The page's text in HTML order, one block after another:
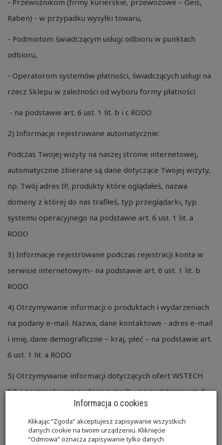
- Przewoźnikom (firmy kurierskie, przewozowe – Geis,
Raben) - w przypadku wysyłki towaru,
- Podmiotom świadczącym usługi odbioru w punktach
odbioru,
- Operatorom systemów płatności, świadczących usługi na
rzecz Sklepu w zależności od wyboru formy płatności
- na podstawie art. 6 ust. 1 lit. b i c RODO
2) Informacje rejestrowane automatycznie:
Podczas Twojej wizyty na naszej stronie internetowej,
automatycznie zbierane są dane dotyczące Twojej wizyty,
np. Twój adres IP, produkty które oglądałeś, nazwa
domeny z której do nas trafiłeś, typ przeglądarki, typ
systemu operacyjnego na podstawie art. 6 ust. 1 lit. a
RODO
3) Informacje rejestrowane podczas rejestracji konta w
serwisie internetowym– na podstawie art. 6 ust. 1 lit. b
RODO
4) Otrzymywanie informacji o produktach i wydarzeniach
na podany e-mail. Nazwa, dane kontaktowe - adres e-mail
i imię, dane demograficzne – kraj, płeć – na podstawie art.
6 ust. 1 lit. a RODO
5) Otrzymywanie informacji dotyczących ofert WSTECH
S.C. i partnerów (na podany e-mail) – na podstawie art. 6
6) Rozpatrywanie reklamacji - na podstawie art. 6 ust. 1 lit.
Informacja o cookies
Klikając “Zgoda” akceptujesz zapisywanie wszystkich
danych cookie na twoim urządzeniu. Kliknięcie
“Odmowa” oznacza zapisywanie tylko danych